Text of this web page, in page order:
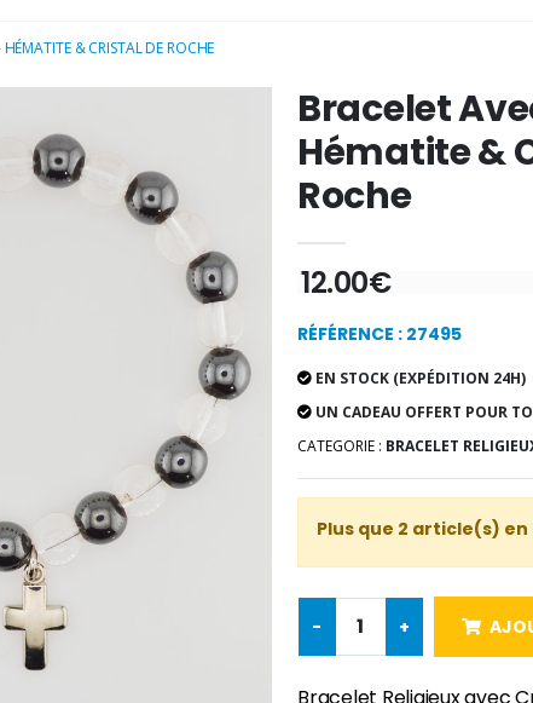
& CRISTAL DE ROCHE
Bracelet
Hématite &
Roche
12.00€
RÉFÉRENCE : 27495
EN STOCK (EXPÉDITION 24H)
UN CADEAU OFFERT POUR
CATEGORIE : BRACELET
Plus que 2 article(s)
- +